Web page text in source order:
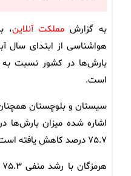
به گزارش مملکت آنلاین،
است.
سیستان و بلوچستان
اشاره شده میزان بارش‌ها
۷۵.۷ درصد کاهش یافته است.